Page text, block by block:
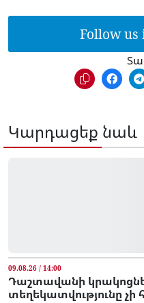
Follow us
Կարդացեք նաև
09.08.26 / 14:00
Դաշտավանի
տեղեկատվությունը